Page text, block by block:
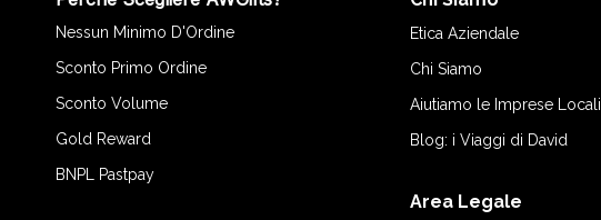
Nessun Minimo D'Ordine
Sconto Primo Ordine
Sconto Volume
Gold Reward
BNPL Pastpay
Etica Aziendale
Chi Siamo
Aiutiamo le Imprese Locali
Blog: i Viaggi di David
Area Legale